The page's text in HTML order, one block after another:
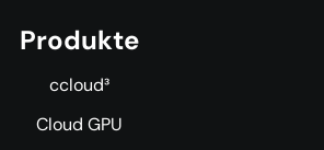
Produkte
ccloud³
Cloud GPU